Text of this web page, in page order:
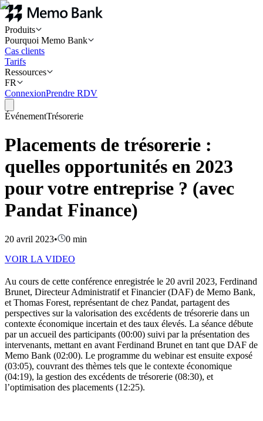
Produits
Pourquoi Memo Bank
Cas clients
Tarifs
Ressources
FR
ConnexionPrendre RDV
ÉvénementTrésorerie
Placements de trésorerie :
quelles opportunités en 2023
pour votre entreprise ? (avec
Pandat Finance)
20 avril 2023• 0 min
VOIR LA VIDEO
Au cours de cette conférence enregistrée le 20 avril 2023, Ferdinand
Brunet, Directeur Administratif et Financier (DAF) de Memo Bank,
et Thomas Forest, représentant de chez Pandat, partagent des
perspectives sur la valorisation des excédents de trésorerie dans un
contexte économique incertain et des taux élevés. La séance débute
par un accueil des participants (00:00) suivi par la présentation des
intervenants, mettant en avant Ferdinand Brunet en tant que DAF de
Memo Bank (02:00). Le programme du webinar est ensuite exposé
(03:05), couvrant des thèmes tels que le contexte économique
(04:19), la gestion des excédents de trésorerie (08:30), et
l’optimisation des placements (12:25).